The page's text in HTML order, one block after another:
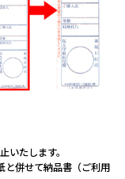
いたします。
と併せて納品書（ご利用